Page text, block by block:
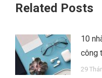
Related Posts
10
công
29